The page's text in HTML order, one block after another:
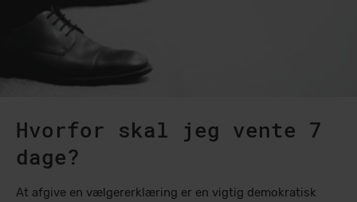
Hvorfor skal jeg vente 7
dage?
At afgive en vælgererklæring er en vigtig demokratisk